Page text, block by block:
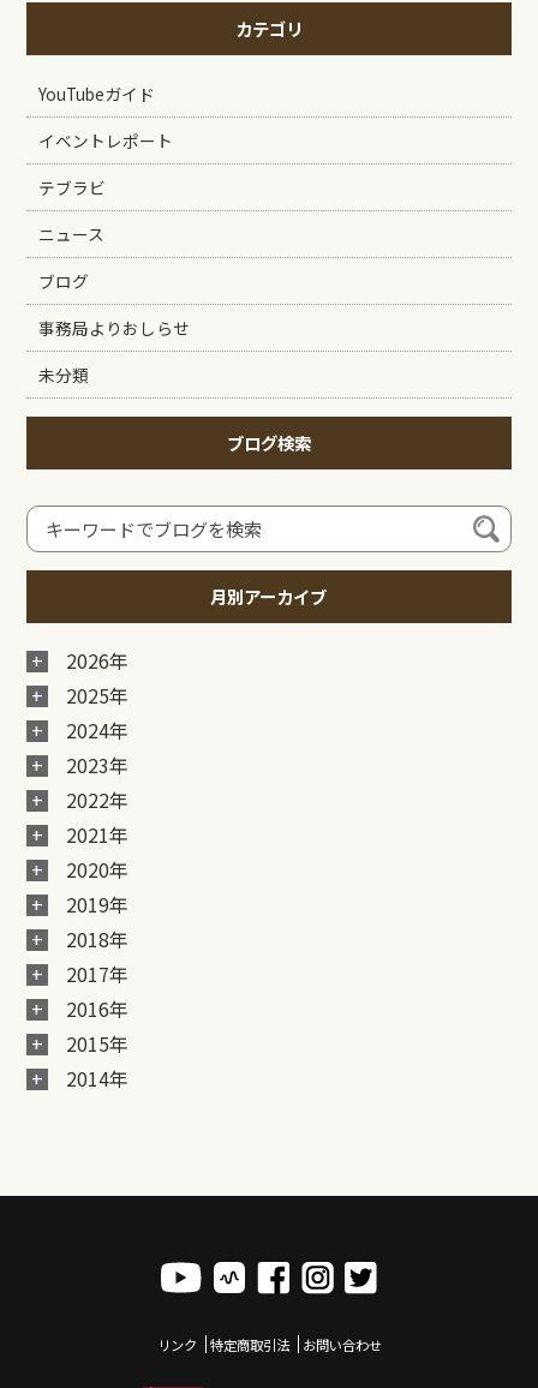
カテゴリ
YouTubeガイド
イベントレポート
テブラビ
ニュース
ブログ
事務局よりおしらせ
未分類
ブログ検索
月別アーカイブ
2026年
2025年
2024年
2023年
2022年
2021年
2020年
2019年
2018年
2017年
2016年
2015年
2014年
リンク 特定商取引法 お問い合わせ